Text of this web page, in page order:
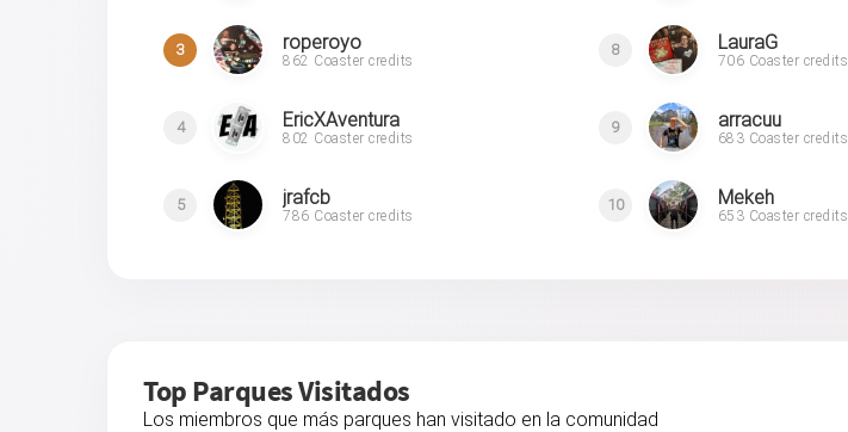
3 roperoyo
862 Coaster credits
4 EricXAventura
802 Coaster credits
5 jrafcb
786 Coaster credits
8 LauraG
706 Coaster credits
9 arracuu
683 Coaster credits
10 Mekeh
653 Coaster credits
Top Parques Visitados
Los miembros que más parques han visitado en la comunidad